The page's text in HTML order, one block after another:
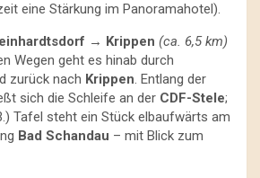
eine Stärkung im Panoramahotel).
→ Krippen (ca. 6,5 km)
Wegen geht es hinab durch
zurück nach Krippen. Entlang der
sich die Schleife an der CDF-Stele;
Tafel steht ein Stück elbaufwärts am
Bad Schandau – mit Blick zum